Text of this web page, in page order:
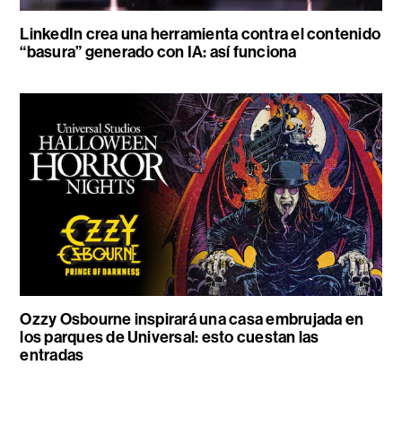
LinkedIn crea una herramienta contra el contenido
“basura” generado con IA: así funciona
Ozzy Osbourne inspirará una casa embrujada en
los parques de Universal: esto cuestan las
entradas